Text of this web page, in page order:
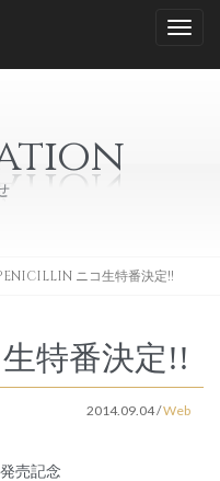
ニコ生特番決定!!
特番決定!!
2014.09.04/Web
売記念